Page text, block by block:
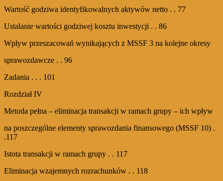
Wartość godziwa identyfikowalnych aktywów netto . . 77
Ustalanie wartości godziwej kosztu inwestycji . . 86
Wpływ przeszacowań wynikających z MSSF 3 na kolejne okresy
sprawozdawcze . . 96
Zadania . . . 101
Rozdział IV
Metoda pełna – eliminacja transakcji w ramach grupy – ich wpływ
na poszczególne elementy sprawozdania finansowego (MSSF 10) .
.117
Istota transakcji w ramach grupy . . 117
Eliminacja wzajemnych rozrachunków . . 118